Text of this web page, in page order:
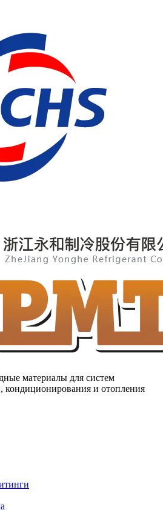
материалы для систем
кондиционирования и отопления